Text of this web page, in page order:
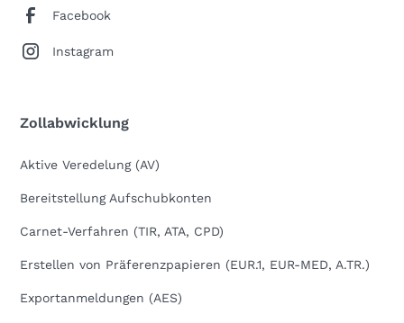
Facebook
Instagram
Zollabwicklung
Aktive Veredelung (AV)
Bereitstellung Aufschubkonten
Carnet-Verfahren (TIR, ATA, CPD)
Erstellen von Präferenzpapieren (EUR.1, EUR-MED, A.TR.)
Exportanmeldungen (AES)